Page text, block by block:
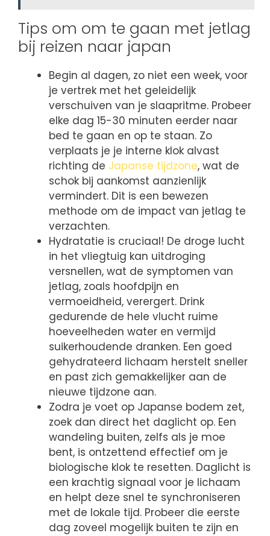
Tips om om te gaan met jetlag
bij reizen naar japan
Begin al dagen, zo niet een week, voor
je vertrek met het geleidelijk
verschuiven van je slaapritme. Probeer
elke dag 15-30 minuten eerder naar
bed te gaan en op te staan. Zo
verplaats je je interne klok alvast
richting de Japanse tijdzone, wat de
schok bij aankomst aanzienlijk
vermindert. Dit is een bewezen
methode om de impact van jetlag te
verzachten.
Hydratatie is cruciaal! De droge lucht
in het vliegtuig kan uitdroging
versnellen, wat de symptomen van
jetlag, zoals hoofdpijn en
vermoeidheid, verergert. Drink
gedurende de hele vlucht ruime
hoeveelheden water en vermijd
suikerhoudende dranken. Een goed
gehydrateerd lichaam herstelt sneller
en past zich gemakkelijker aan de
nieuwe tijdzone aan.
Zodra je voet op Japanse bodem zet,
zoek dan direct het daglicht op. Een
wandeling buiten, zelfs als je moe
bent, is ontzettend effectief om je
biologische klok te resetten. Daglicht is
een krachtig signaal voor je lichaam
en helpt deze snel te synchroniseren
met de lokale tijd. Probeer die eerste
dag zoveel mogelijk buiten te zijn en